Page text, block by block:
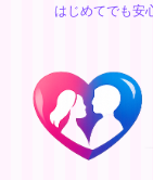
はじめてでも安